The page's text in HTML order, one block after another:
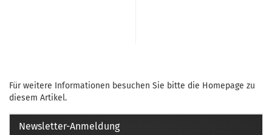
Für weitere Informationen besuchen Sie bitte die Homepage zu
diesem Artikel.
Newsletter-Anmeldung